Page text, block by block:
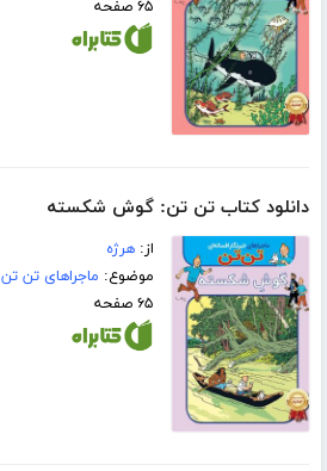
۶۵ صفحه
دانلود کتاب تن تن: گوش شکسته
از:هرژه
موضوع: ماجراهای تن تن
۶۵ صفحه